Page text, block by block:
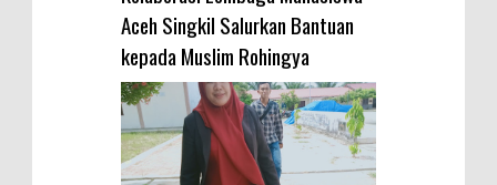
Aceh Singkil Salurkan Bantuan
kepada Muslim Rohingya